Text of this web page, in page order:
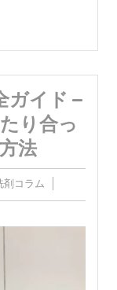
ガイド –
り合っ
法
剤コラム